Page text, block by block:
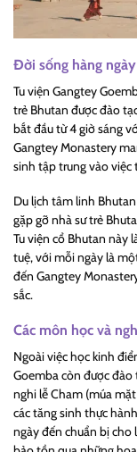
Đời sống hàng ngày
Tu viện Gangtey
trẻ Bhutan được đào
bắt đầu từ 4 giờ sáng
Gangtey Monastery
sinh tập trung vào việc
Du lịch tâm linh
gặp gỡ nhà sư trẻ
Tu viện cổ Bhutan này
tuệ, với mỗi ngày là
đến Gangtey
sắc.
Các môn học và
Ngoài việc học kinh
Goemba còn được
nghi lễ Cham (múa
các tăng sinh thực
ngày đến chuẩn bị cho